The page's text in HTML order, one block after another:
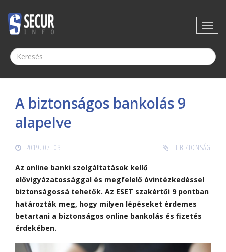
A biztonságos bankolás 9
alapelve
2019. 07. 03. IT BIZTONSÁG
Az online banki szolgáltatások kellő
elővigyázatossággal és megfelelő óvintézkedéssel
biztonságossá tehetők. Az ESET szakértői 9 pontban
határozták meg, hogy milyen lépéseket érdemes
betartani a biztonságos online bankolás és fizetés
érdekében.